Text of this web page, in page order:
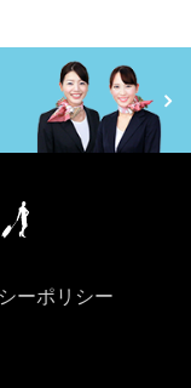
ーポリシー